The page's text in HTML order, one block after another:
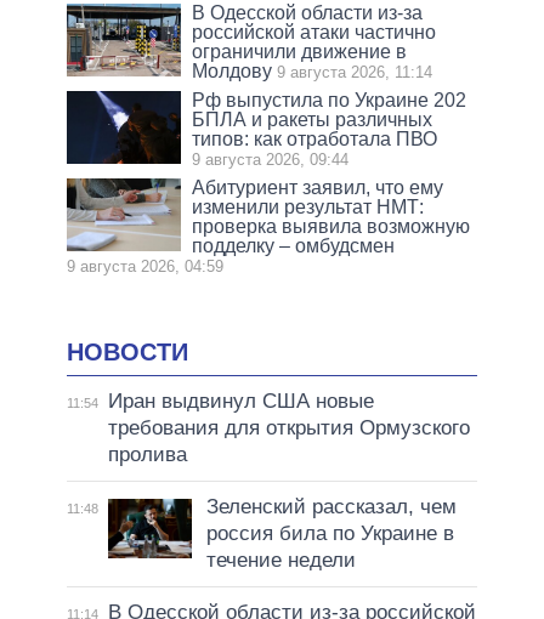
В Одесской области из-за
российской атаки частично
ограничили движение в
Молдову 9 августа 2026, 11:14
Рф выпустила по Украине 202
БПЛА и ракеты различных
типов: как отработала ПВО
9 августа 2026, 09:44
Абитуриент заявил, что ему
изменили результат НМТ:
проверка выявила возможную
подделку – омбудсмен
9 августа 2026, 04:59
НОВОСТИ
11:54
Иран выдвинул США новые
требования для открытия Ормузского
пролива
11:48
Зеленский рассказал, чем
россия била по Украине в
течение недели
11:14
В Одесской области из-за российской